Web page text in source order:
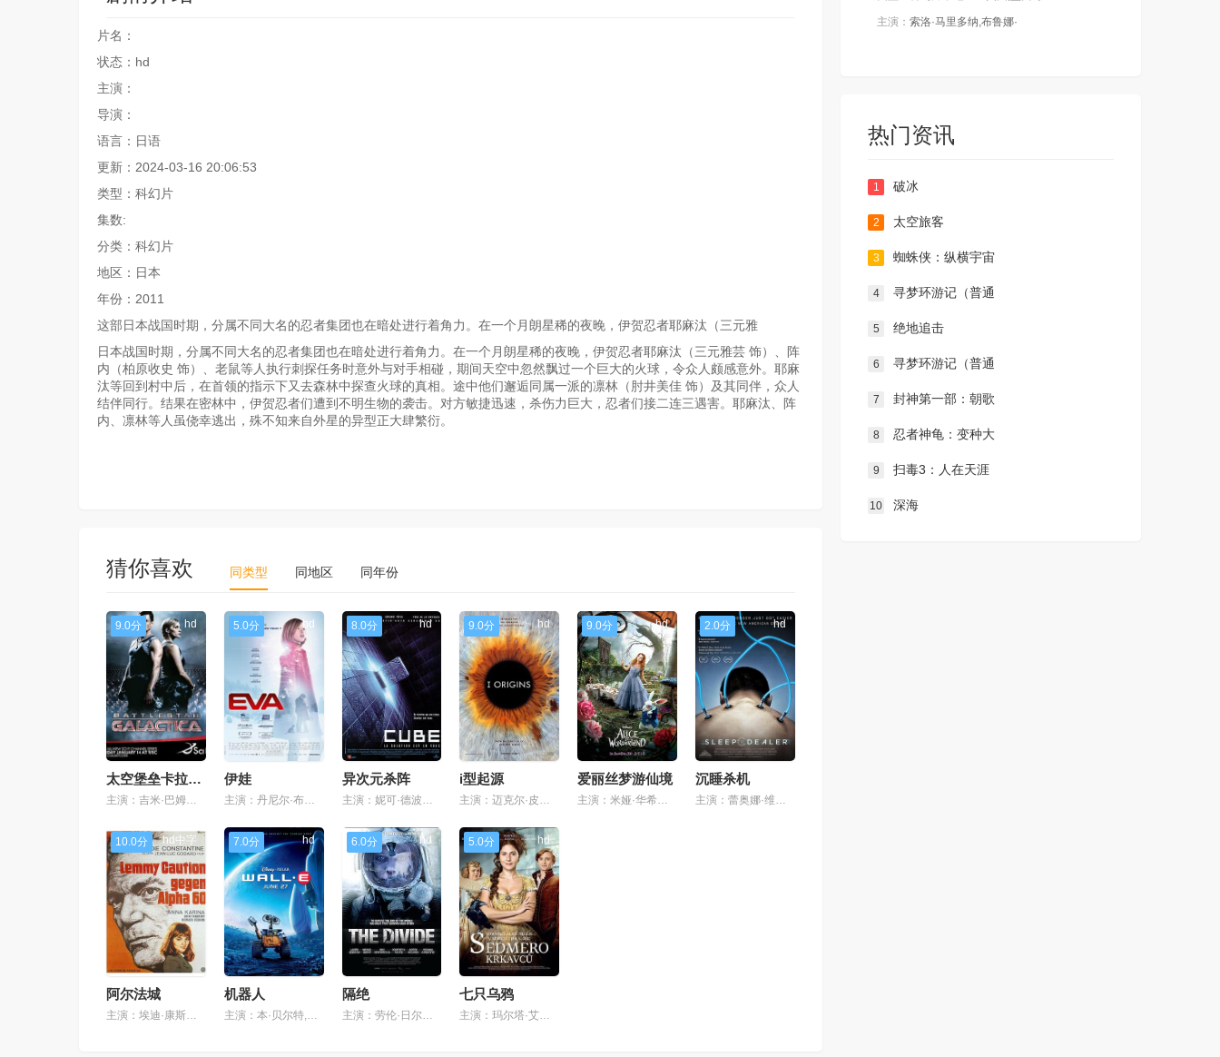
片名：
状态：hd
主演：
导演：
语言：日语
更新：2024-03-16 20:06:53
类型：科幻片
集数:
分类：科幻片
地区：日本
年份：2011
这部日本战国时期，分属不同大名的忍者集团也在暗处进行着角力。在一个月朗星稀的夜晚，伊贺忍者耶麻汰（三元雅
日本战国时期，分属不同大名的忍者集团也在暗处进行着角力。在一个月朗星稀的夜晚，伊贺忍者耶麻汰（三元雅芸 饰）、阵
内（柏原收史 饰）、老鼠等人执行刺探任务时意外与对手相碰，期间天空中忽然飘过一个巨大的火球，令众人颇感意外。耶麻
汰等回到村中后，在首领的指示下又去森林中探查火球的真相。途中他们邂逅同属一派的凛林（肘井美佳 饰）及其同伴，众人
结伴同行。结果在密林中，伊贺忍者们遭到不明生物的袭击。对方敏捷迅速，杀伤力巨大，忍者们接二连三遇害。耶麻汰、阵
内、凛林等人虽侥幸逃出，殊不知来自外星的异型正大肆繁衍。
猜你喜欢 同类型 同地区 同年份
9.0分 hd
太空堡垒卡拉狄加
5.0分 hd
伊娃
主演：丹尼尔·布鲁赫,玛尔塔·埃图拉,阿尔维托·阿曼,克劳迪亚·贝加,安妮·卡诺斯瓦,路易斯·奥马
8.0分 hd
异次元杀阵
9.0分 hd
i型起源
9.0分 hd
爱丽丝梦游仙境
2.0分 hd
沉睡杀机
10.0分 hd中字
阿尔法城
主演：埃迪·康斯坦丁,安娜·卡里娜,阿基姆·坦米罗夫,让-皮埃尔·利奥德
7.0分 hd
机器人
主演：本·贝尔特,艾丽莎·奈特,杰夫·格尔林,佛莱德·威拉特,西格妮·韦弗,macintalk,约翰·拉岑贝格,凯茜·纳基麦,泰迪·牛顿,鲍伯·伯根,洛丽·理查德森,吉姆·瓦德,彼特·道格特,安德鲁·斯坦顿,杰夫·皮金,约翰·齐甘,米凯·麦高万,雪莉·琳恩,克莱特·惠特克,唐纳德·富利洛夫,罗里·艾伦,杰斯·哈梅尔,拉瑞恩·纽曼,扬·拉布森,保罗·伊丁
6.0分 hd
隔绝
主演：劳伦·日尔曼,迈克尔·比恩,米洛·文堤米利亚,考特尼·万斯,艾什顿·霍尔姆斯,罗姗娜·阿奎特,迈克尔·艾克朗德,珍妮弗·布兰克,伊凡·冈萨雷斯,abbeythickson
5.0分 hd
七只乌鸦
主演：玛尔塔·艾索瓦,sabinaremundová,lukáspríkazský,václavneuzil,祖扎娜·比佐夫斯卡,erikastárková,janaolhová,tatjanamedvecká,mariángeisberg,svatoplukskopal,jurajhrcka,mironoga,petrpospíchal,琼戈尔·考绍伊,弗拉迪姆·贾沃斯克
主演： 索洛·马里多纳,布鲁娜·
热门资讯
1 破冰
2 太空旅客
3 蜘蛛侠：纵横宇宙
4 寻梦环游记（普通
5 绝地追击
6 寻梦环游记（普通
7 封神第一部：朝歌
8 忍者神龟：变种大
9 扫毒3：人在天涯
10 深海